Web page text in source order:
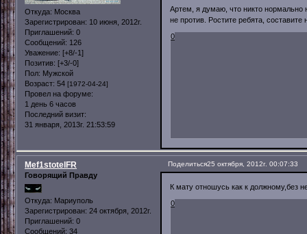
Откуда: Москва
Зарегистрирован: 10 июня, 2012г.
Приглашений: 0
Сообщений: 126
Уважение: [+8/-1]
Позитив: [+3/-0]
Пол: Мужской
Возраст: 54 [1972-04-24]
Провел на форуме:
1 день 6 часов
Последний визит:
31 января, 2013г. 21:53:59
Артем, я думаю, что никто нормально
не против. Ростите ребята,
0
Поделиться25 октября, 2012г. 00:07:33
Mef1stotelFR
Говорящий Правду
Откуда: Мариуполь
Зарегистрирован: 24 октября, 2012г.
Приглашений: 0
Сообщений: 34
К мату отношусь как к должному,без
0